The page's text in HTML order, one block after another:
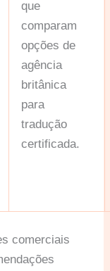
que
comparam
opções de
agência
britânica
para
tradução
certificada.
comerciais